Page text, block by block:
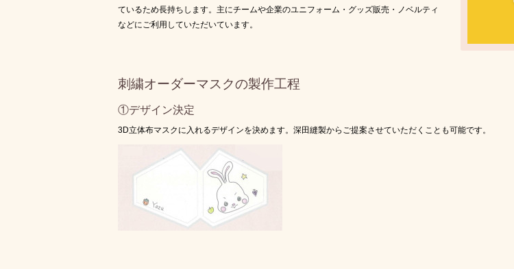
ているため長持ちします。主にチームや企業のユニフォーム・グッズ販売・ノベルティ
などにご利用していただいています。
刺繍オーダーマスクの製作工程
①デザイン決定
3D立体布マスクに入れるデザインを決めます。深田縫製からご提案させていただくことも可能です。